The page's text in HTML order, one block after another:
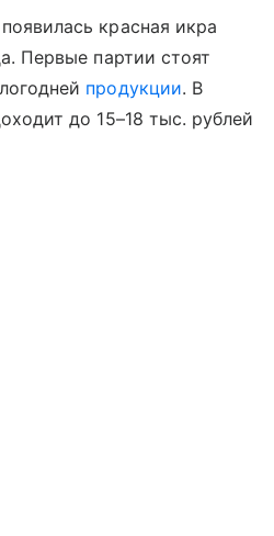
красная икра
Первые партии стоят
продукции. В
до 15–18 тыс. рублей